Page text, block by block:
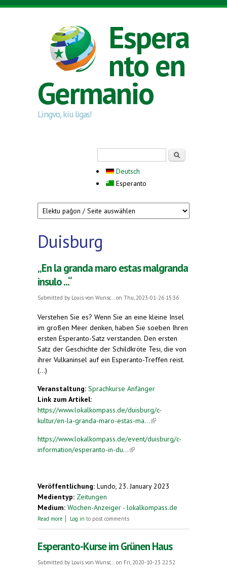
Skip to main content
Espera
nto en
Germanio
Lingvo, kiu ligas!
Deutsch
Esperanto
Duisburg
„En la granda maro estas malgranda
insulo ...“
Submitted by Louis von Wunsc... on Thu, 2023-01-26 15:36
Verstehen Sie es? Wenn Sie an eine kleine Insel
im großen Meer denken, haben Sie soeben Ihren
ersten Esperanto-Satz verstanden. Den ersten
Satz der Geschichte der Schildkröte Tesi, die von
ihrer Vulkaninsel auf ein Esperanto-Treffen reist.
(...)
Veranstaltung: Sprachkurse Anfänger
Link zum Artikel:
https://www.lokalkompass.de/duisburg/c-
kultur/en-la-granda-maro-estas-ma...(link is
https://www.lokalkompass.de/event/duisburg/c-
information/esperanto-in-du...(link is external)
Veröffentlichung: Lundo, 23. January 2023
Medientyp: Zeitungen
Medium: Wochen-Anzeiger - lokalkompass.de
Read more about „En la granda maro estas malgranda insulo ...“
Log in to post comments
Esperanto-Kurse im Grünen Haus
Submitted by Louis von Wunsc... on Fri, 2020-10-23 22:52